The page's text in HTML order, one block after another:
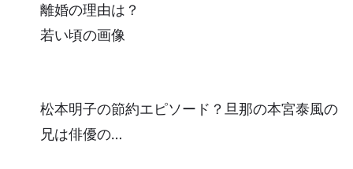
離婚の理由は？
若い頃の画像
松本明子の節約エピソード？旦那の本宮泰風の
兄は俳優の…